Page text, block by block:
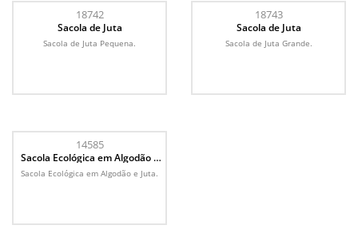
18742
Sacola de Juta
Sacola de Juta Pequena.
18743
Sacola de Juta
Sacola de Juta Grande.
14585
Sacola Ecológica em Algodão e
Sacola Ecológica em Algodão e Juta.